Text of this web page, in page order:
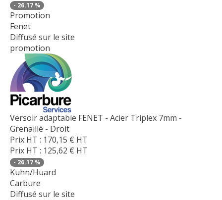
- 26.17 %
Promotion
Fenet
Diffusé sur le site
promotion
Versoir adaptable FENET - Acier Triplex 7mm -
Grenaillé - Droit
Prix HT : 170,15 € HT
Prix HT : 125,62 € HT
- 26.17 %
Kuhn/Huard
Carbure
Diffusé sur le site